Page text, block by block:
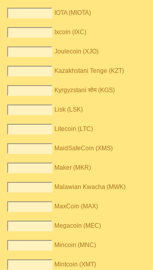
IOTA (MIOTA)
Ixcoin (IXC)
Joulecoin (XJO)
Kazakhstani Tenge (KZT)
Kyrgyzstani सोम (KGS)
Lisk (LSK)
Litecoin (LTC)
MaidSafeCoin (XMS)
Maker (MKR)
Malawian Kwacha (MWK)
MaxCoin (MAX)
Megacoin (MEC)
Mincoin (MNC)
Mintcoin (XMT)